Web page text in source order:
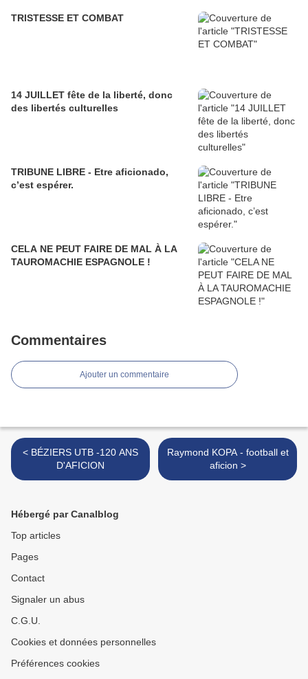
TRISTESSE ET COMBAT
14 JUILLET fête de la liberté, donc
des libertés culturelles
TRIBUNE LIBRE - Etre aficionado,
c’est espérer.
CELA NE PEUT FAIRE DE MAL À LA
TAUROMACHIE ESPAGNOLE !
Commentaires
Ajouter un commentaire
< BÉZIERS UTB -120 ANS
D'AFICION
Raymond KOPA - football et
aficion >
Hébergé par Canalblog
Top articles
Pages
Contact
Signaler un abus
C.G.U.
Cookies et données personnelles
Préférences cookies